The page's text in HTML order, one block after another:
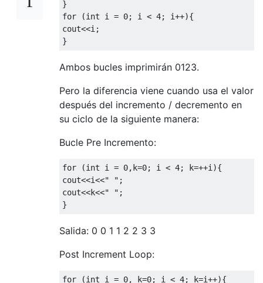
                  IL_000a:  add
IL_000b:  stsfld
                  IL_0010:  ldloc.0
                  IL_0011:  ldc.i4.1
                  IL_0013:  stloc.0
                  IL_0014:  ldloc.0
                  IL_0015:  ldarg.0
IL_0016:  blt.s
                  IL_0018:  ret
} // end of method
             */
            {
                SomethingToIncrement++;
            }
        }
    }
}
for (int i = 0; i < 4; i++){
cout<<i;
Ambos bucles imprimirán 0123.
Pero la diferencia viene cuando usa el valor
después del incremento / decremento en
su ciclo de la siguiente manera:
Bucle Pre Incremento:
for (int i = 0,k=0; i < 4; k=++i){
cout<<i<<" ";
cout<<k<<" ";
Salida: 0 0 1 1 2 2 3 3
Post Increment Loop:
for (int i = 0, k=0; i < 4; k=i++){